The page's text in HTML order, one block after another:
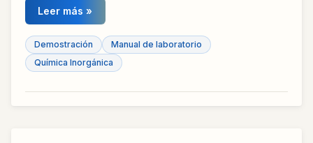
Leer más »
Demostración
Manual de laboratorio
Química Inorgánica